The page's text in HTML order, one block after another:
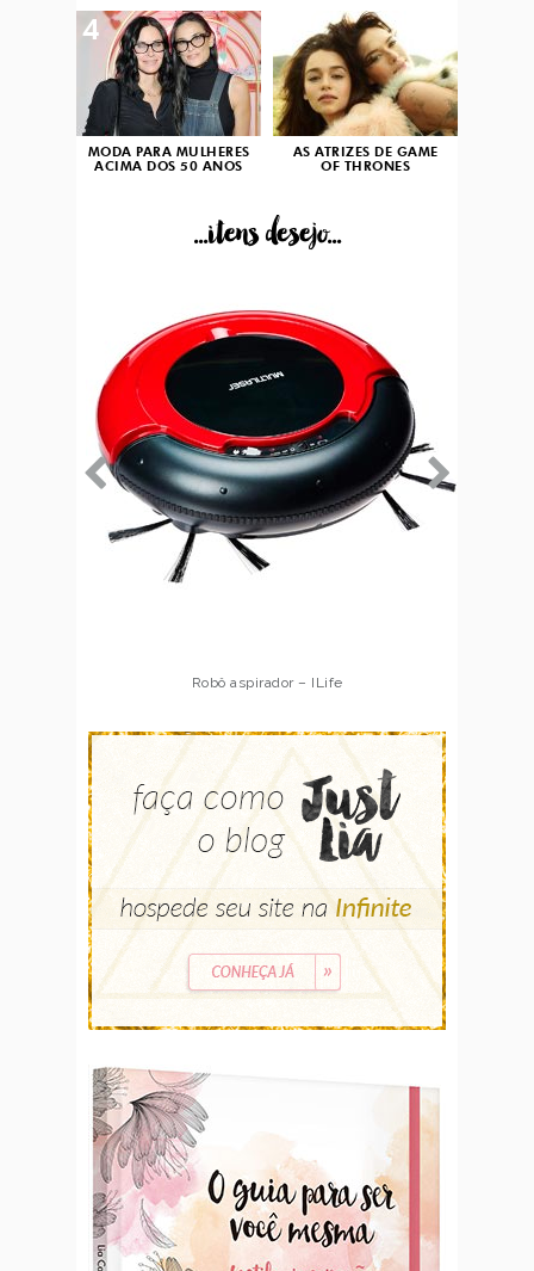
MODA PARA MULHERES
ACIMA DOS 50 ANOS
4
AS ATRIZES DE GAME
OF THRONES
...itens desejo...
Robô aspirador – Multilaser